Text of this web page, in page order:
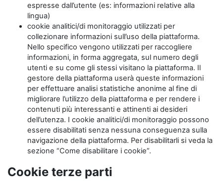
espresse dall’utente (es: informazioni relative alla
lingua)
cookie analitici/di monitoraggio utilizzati per
collezionare informazioni sull’uso della piattaforma.
Nello specifico vengono utilizzati per raccogliere
informazioni, in forma aggregata, sul numero degli
utenti e su come gli stessi visitano la piattaforma. Il
gestore della piattaforma userà queste informazioni
per effettuare analisi statistiche anonime al fine di
migliorare l’utilizzo della piattaforma e per rendere i
contenuti più interessanti e attinenti ai desideri
dell’utenza. I cookie analitici/di monitoraggio possono
essere disabilitati senza nessuna conseguenza sulla
navigazione della piattaforma. Per disabilitarli si veda la
sezione “Come disabilitare i cookie”.
Cookie terze parti